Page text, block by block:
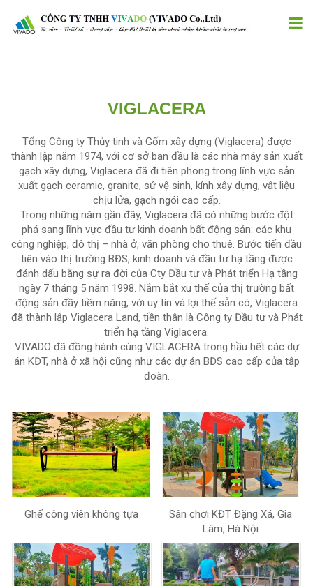
VIGLACERA
Tổng Công ty Thủy tinh và Gốm xây dựng (Viglacera) được
thành lập năm 1974, với cơ sở ban đầu là các nhà máy sản xuất
gạch xây dựng, Viglacera đã đi tiên phong trong lĩnh vực sản
xuất gạch ceramic, granite, sứ vệ sinh, kính xây dựng, vật liệu
chịu lửa, gạch ngói cao cấp.
Trong những năm gần đây, Viglacera đã có những bước đột
phá sang lĩnh vực đầu tư kinh doanh bất động sản: các khu
công nghiệp, đô thị – nhà ở, văn phòng cho thuê. Bước tiến đầu
tiên vào thị trường BĐS, kinh doanh và đầu tư hạ tầng được
đánh dấu bằng sự ra đời của Cty Đầu tư và Phát triển Hạ tầng
ngày 7 tháng 5 năm 1998. Nắm bắt xu thế của thị trường bất
động sản đầy tiềm năng, với uy tín và lợi thế sẵn có, Viglacera
đã thành lập Viglacera Land, tiền thân là Công ty Đầu tư và Phát
triển hạ tầng Viglacera.
VIVADO đã đồng hành cùng VIGLACERA trong hầu hết các dự
án KĐT, nhà ở xã hội cũng như các dự án BĐS cao cấp của tập
đoàn.
Ghế công viên không tựa
Sân chơi KĐT Đặng Xá, Gia
Lâm, Hà Nội